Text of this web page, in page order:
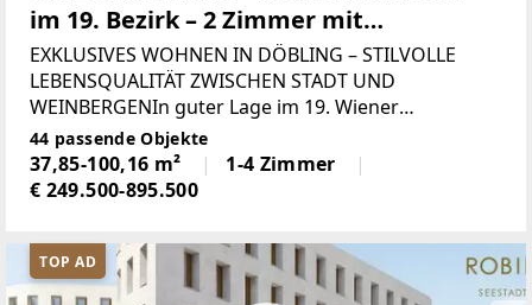
im 19. Bezirk – 2 Zimmer mit
Lebensqualität
EXKLUSIVES WOHNEN IN DÖBLING – STILVOLLE
LEBENSQUALITÄT ZWISCHEN STADT UND
WEINBERGENIn guter Lage im 19. Wiener
Gemeindebezirk Döbling entsteht ein
außergewöhnliches Wohnprojekt mit 45
hochwertigen Eigentums- und
44 passende Objekte
37,85-100,16 m²
1-4 Zimmer
€ 249.500-895.500
TOP AD